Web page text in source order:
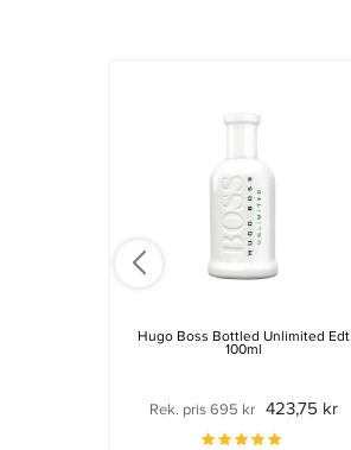
Hugo Boss Bottled Unlimited Edt
100ml
Rek. pris 695 kr 423,75 kr